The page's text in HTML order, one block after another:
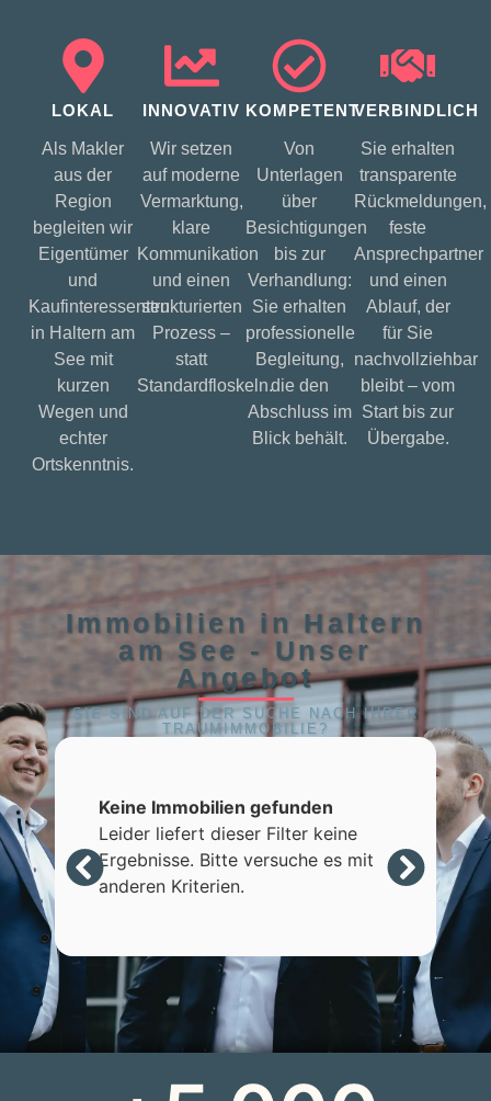
LOKAL
Als Makler
aus der
Region
begleiten wir
Eigentümer
und
Kaufinteressenten
in Haltern am
See mit
kurzen
Wegen und
echter
Ortskenntnis.
INNOVATIV
Wir setzen
auf moderne
Vermarktung,
klare
Kommunikation
und einen
strukturierten
Prozess –
statt
Standardfloskeln.
KOMPETENT
Von
Unterlagen
über
Besichtigungen
bis zur
Verhandlung:
Sie erhalten
professionelle
Begleitung,
die den
Abschluss im
Blick behält.
VERBINDLICH
Sie erhalten
transparente
Rückmeldungen,
feste
Ansprechpartner
und einen
Ablauf, der
für Sie
nachvollziehbar
bleibt – vom
Start bis zur
Übergabe.
Immobilien in Haltern
am See - Unser
Angebot
SIE SIND AUF DER SUCHE NACH IHRER
TRAUMIMMOBILIE?
Keine Immobilien gefunden
Leider liefert dieser Filter keine
Ergebnisse. Bitte versuche es mit
anderen Kriterien.